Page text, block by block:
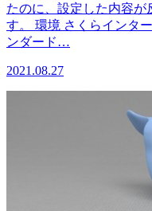
たのに、設定した内容
す。 環境 さくらインタ
ンダード…
2021.08.27